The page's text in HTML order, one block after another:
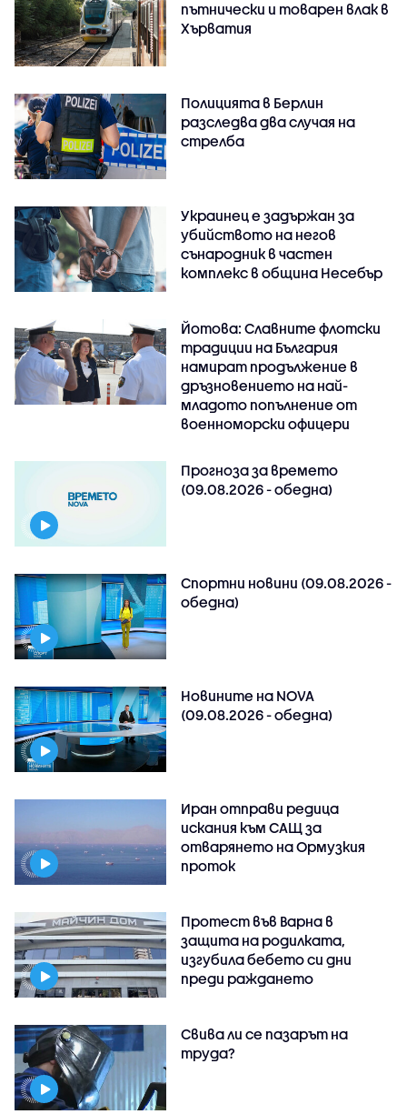
пътнически и товарен влак в
Хърватия
Полицията в Берлин
разследва два случая на
стрелба
Украинец е задържан за
убийството на негов
сънародник в частен
комплекс в община Несебър
Йотова: Славните флотски
традиции на България
намират продължение в
дръзновението на най-
младото попълнение от
военноморски офицери
Прогноза за времето
(09.08.2026 - обедна)
Спортни новини (09.08.2026 -
обедна)
Новините на NOVA
(09.08.2026 - обедна)
Иран отправи редица
искания към САЩ за
отварянето на Ормузкия
проток
Протест във Варна в
защита на родилката,
изгубила бебето си дни
преди раждането
Свива ли се пазарът на
труда?